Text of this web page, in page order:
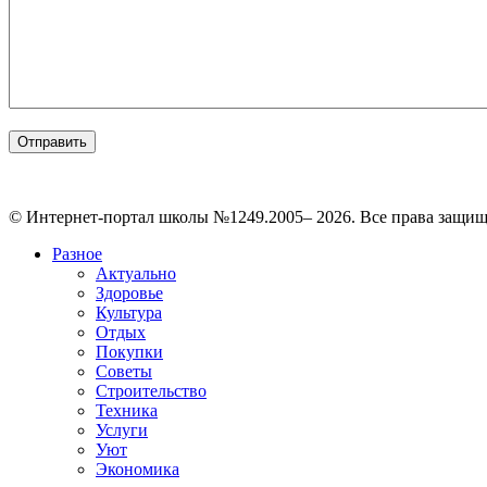
© Интернет-портал школы №1249.2005– 2026. Все права
Разное
Актуально
Здоровье
Культура
Отдых
Покупки
Советы
Строительство
Техника
Услуги
Уют
Экономика